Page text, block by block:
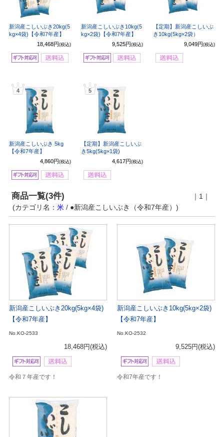
新潟産こしいぶき20kg(5
kg×4袋)【令和7年産】
18,468円 (税込)
新潟産こしいぶき10kg(5
kg×2袋)【令和7年産】
9,525円 (税込)
【定期】新潟産こしいぶ
き10kg(5kg×2袋）
9,049円(税込)
4
新潟産こしいぶき 5kg
【令和7年産】
4,860円 (税込)
5
【定期】新潟産こしいぶ
き5kg(5kg×1袋)
4,617円 (税込)
商品一覧(3件)
｜1｜
(カテゴリ名： 米/ ●新潟産こしいぶき（令和7年産）)
新潟産こしいぶき20kg(5kg×4袋)
【令和7年産】
No.KO-2533
18,468円(税込)
令和７年産です！
新潟産こしいぶき10kg(5kg×2袋)
【令和7年産】
No.KO-2532
9,525円(税込)
令和7年産です！